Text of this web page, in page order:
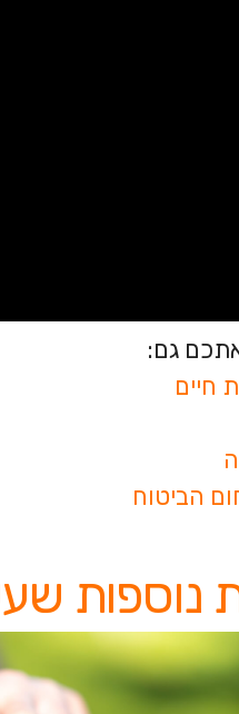
אתכם גם:
חיים
הביטוח
נוספות